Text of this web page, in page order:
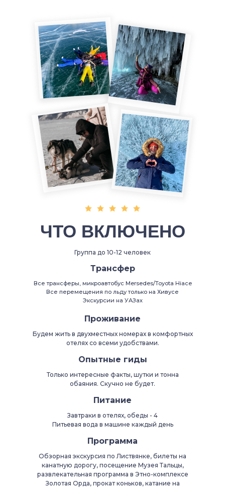
ЧТО ВКЛЮЧЕНО
Трансфер
Проживание
Будем жить в двухместных номерах в комфортных
отелях со всеми удобствами.
Только интересные факты, шутки и тонна
обаяния. Скучно не будет.
Опытные гиды
Завтраки в отелях, обеды - 4
Питьевая вода в машине каждый день
Питание
Группа до 10-12 человек
Все трансферы, микроавтобус Mersedes/Toyota Hiace
Все перемещения по льду только на Хивусе
Экскурсии на УАЗах
Обзорная экскурсия по Листвянке, билеты на
канатную дорогу, посещение Музея Тальцы,
развлекательная программа в Этно-комплексе
Золотая Орда, прокат коньков, катание на
Программа